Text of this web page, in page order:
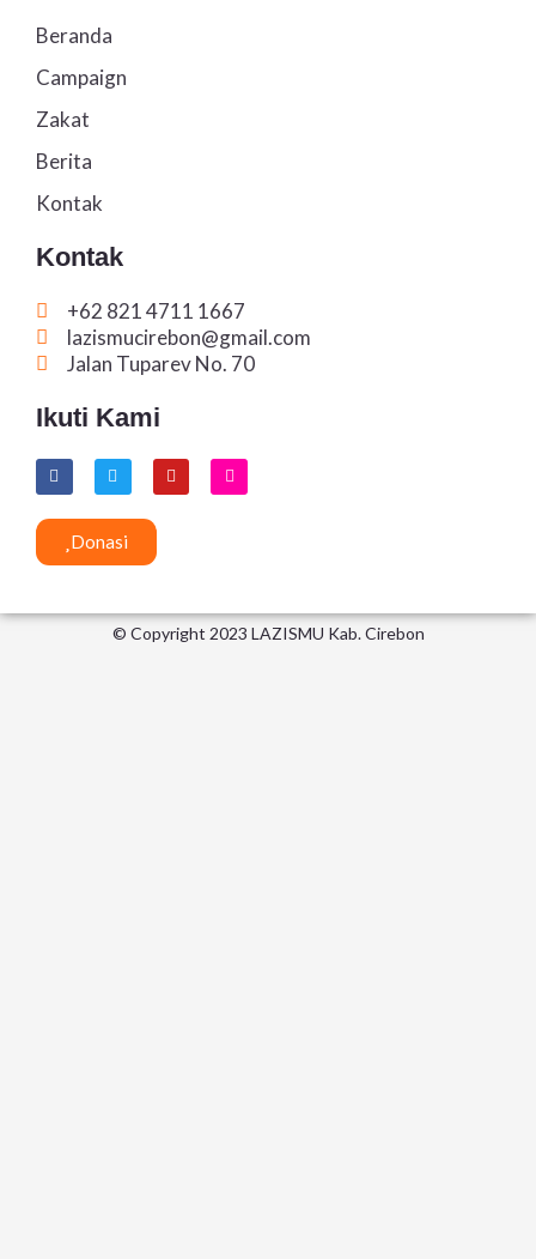
Beranda
Campaign
Zakat
Berita
Kontak
Kontak
+62 821 4711 1667
lazismucirebon@gmail.com
Jalan Tuparev No. 70
Ikuti Kami
F
a
c
e
o
T
w
i
t
e
r
Y
o
u
I
n
s
Donasi
© Copyright 2023 LAZISMU Kab. Cirebon